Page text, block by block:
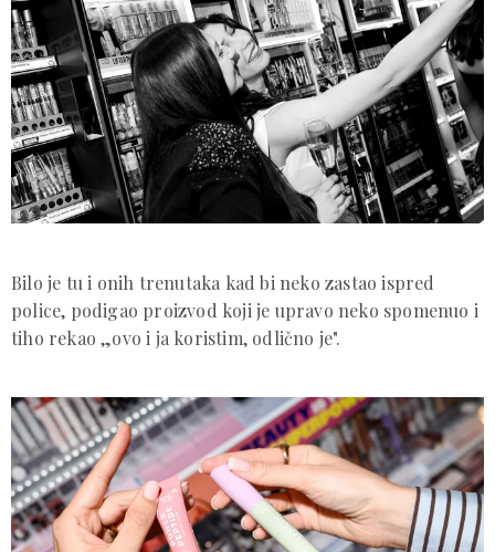
Bilo je tu i onih trenutaka kad bi neko zastao ispred
police, podigao proizvod koji je upravo neko spomenuo i
tiho rekao „ovo i ja koristim, odlično je".